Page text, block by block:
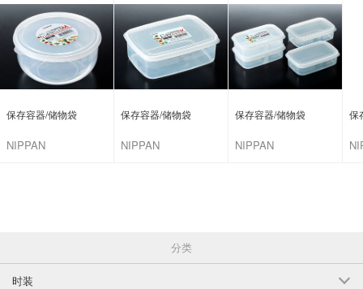
保存容器/储物袋
NIPPAN
保存容器/储物袋
NIPPAN
保存容器/储物袋
NIPPAN
保
分类
时装